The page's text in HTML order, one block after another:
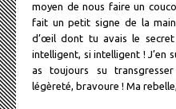
moyen de nous faire un
fait un petit signe de la main
d’œil dont tu avais le secret
intelligent, si intelligent ! J’en
as toujours su
légèreté, bravoure ! Ma